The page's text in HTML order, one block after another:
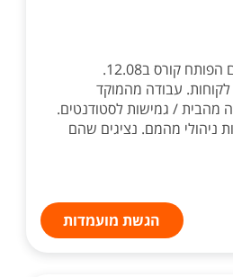
מוקד מוביל בהר חוצבים הפותח קורס ב12.08.
לקוחות. עבודה מהמוקד
מהבית / גמישות לסטודנטים.
ניהולי מהמם. נציגים שהם
הגשת מועמדות